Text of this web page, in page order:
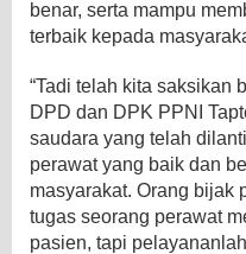
benar, serta mampu
terbaik kepada
“Tadi telah kita saksikan
DPD dan DPK PPNI
saudara yang telah
perawat yang baik dan
masyarakat. Orang bijak
tugas seorang perawat
pasien, tapi